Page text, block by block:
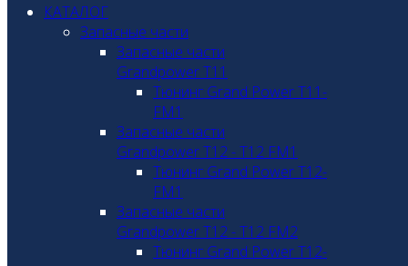
КАТАЛОГ
Запасные части
Запасные части
Grandpower T11
Тюнинг Grand Power T11-
FM1
Запасные части
Grandpower T12 - T12 FM1
Тюнинг Grand Power T12-
FM1
Запасные части
Grandpower T12 - T12 FM2
Тюнинг Grand Power T12-